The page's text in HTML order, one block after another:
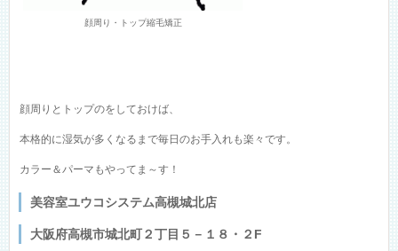
顔周り・トップ縮毛矯正
顔周りとトップのをしておけば、
本格的に湿気が多くなるまで毎日のお手入れも楽々です。
カラー＆パーマもやってま～す！
美容室ユウコシステム高槻城北店
大阪府高槻市城北町２丁目５－１８・２F